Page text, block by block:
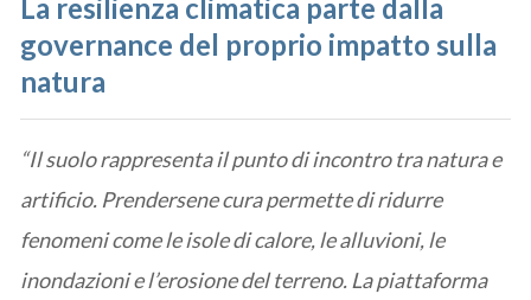
La resilienza climatica parte dalla
governance del proprio impatto sulla
natura
“Il suolo rappresenta il punto di incontro tra natura e
artificio. Prendersene cura permette di ridurre
fenomeni come le isole di calore, le alluvioni, le
inondazioni e l’erosione del terreno. La piattaforma